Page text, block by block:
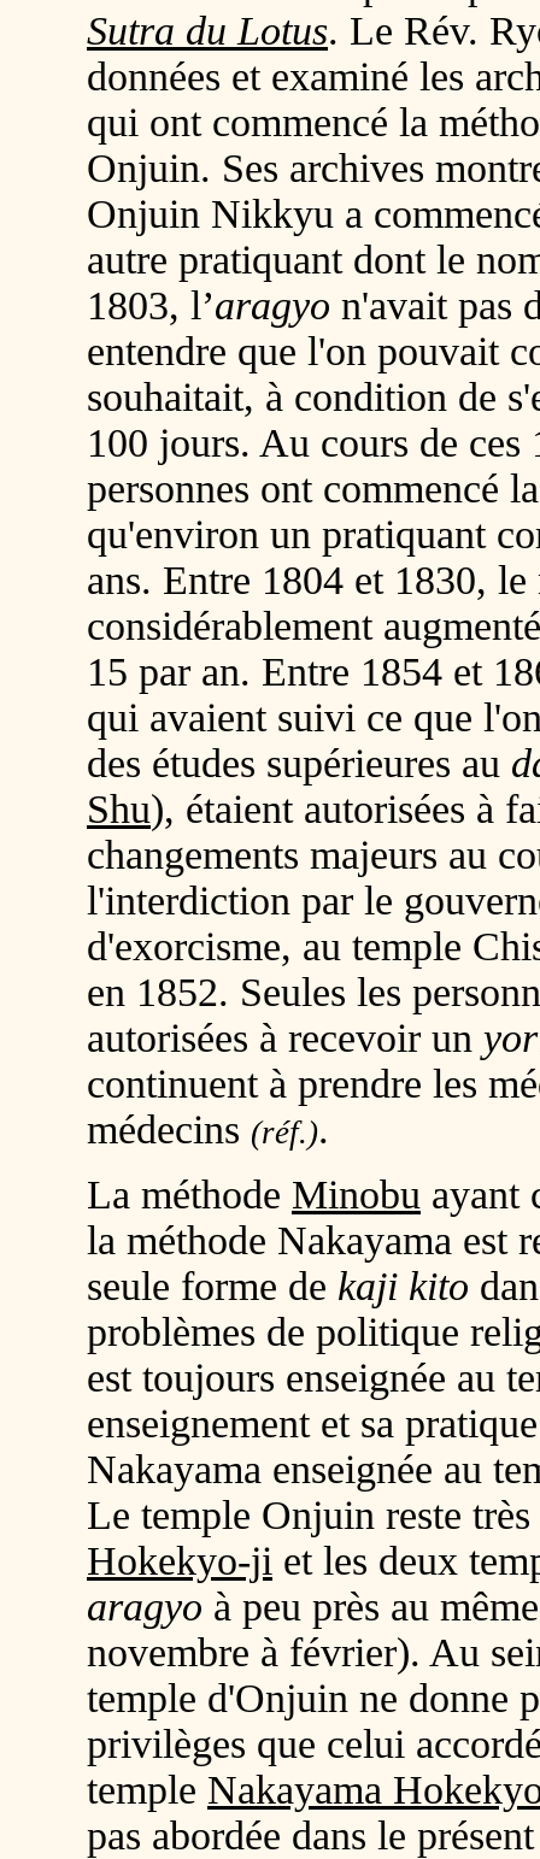
Sutra du Lotus. Le Rév.
données et examiné les
qui ont commencé la
Onjuin. Ses archives
Onjuin Nikkyu a
autre pratiquant dont le
1803, l’aragyo n'avait pas
entendre que l'on pouvait
souhaitait, à condition de
100 jours. Au cours de
personnes ont commencé
qu'environ un pratiquant
ans. Entre 1804 et 1830,
considérablement
15 par an. Entre 1854 et
qui avaient suivi ce que
des études supérieures au
Shu), étaient autorisées à
changements majeurs au
l'interdiction par le
d'exorcisme, au temple
en 1852. Seules les
autorisées à recevoir un
continuent à prendre les
médecins (réf.).
La méthode Minobu ayant
la méthode Nakayama est
seule forme de kaji kito
problèmes de politique
est toujours enseignée au
enseignement et sa
Nakayama enseignée au
Le temple Onjuin reste
Hokekyo-ji et les deux
aragyo à peu près au
novembre à février). Au
temple d'Onjuin ne donne
privilèges que celui
temple Nakayama
pas abordée dans le